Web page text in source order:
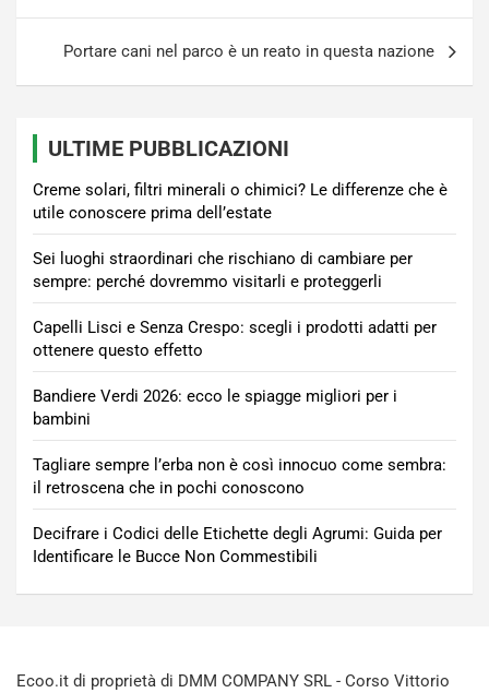
Portare cani nel parco è un reato in questa nazione
ULTIME PUBBLICAZIONI
Creme solari, filtri minerali o chimici? Le differenze che è
utile conoscere prima dell’estate
Sei luoghi straordinari che rischiano di cambiare per
sempre: perché dovremmo visitarli e proteggerli
Capelli Lisci e Senza Crespo: scegli i prodotti adatti per
ottenere questo effetto
Bandiere Verdi 2026: ecco le spiagge migliori per i
bambini
Tagliare sempre l’erba non è così innocuo come sembra:
il retroscena che in pochi conoscono
Decifrare i Codici delle Etichette degli Agrumi: Guida per
Identificare le Bucce Non Commestibili
Ecoo.it di proprietà di DMM COMPANY SRL - Corso Vittorio